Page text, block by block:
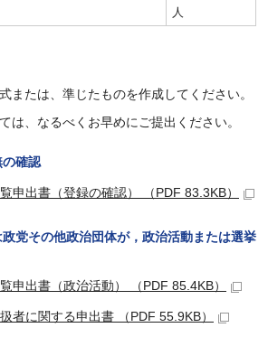
人
または、準じたものを作成してください。
は、なるべくお早めにご提出ください。
確認
申出書（登録の確認） （PDF 83.3KB）
党その他政治団体が，政治活動または選挙
申出書（政治活動） （PDF 85.4KB）
者に関する申出書 （PDF 55.9KB）